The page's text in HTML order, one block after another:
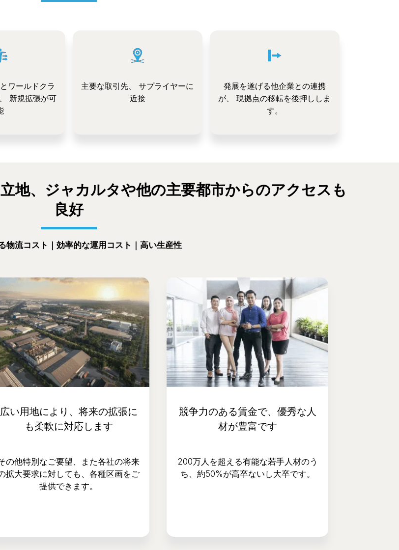
ワールドクラ
新規拡張が可
主要な取引先、 サプライヤーに
近接
発展を遂げる他企業との連携
が、 現拠点の移転を後押ししま
す。
地、ジャカルタや他の主要都市からのアクセスも
良好
物流コスト｜効率的な運用コスト｜高い生産性
広い用地により、将来の拡張に
も柔軟に対応します
の他特別なご要望、また各社の将来
拡大要求に対しても、各種区画をご
提供できます。
競争力のある賃金で、優秀な人
材が豊富です
200万人を超える有能な若手人材のう
ち、約50%が高卒ないし大卒です。